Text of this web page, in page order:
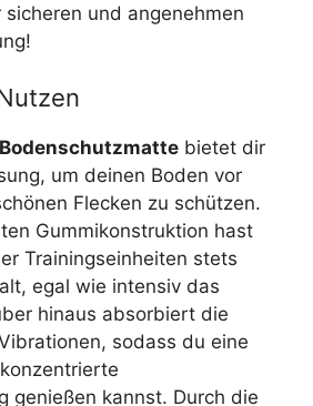
und angenehmen
Bodenschutzmatte bietet dir
um deinen Boden vor
Flecken zu schützen.
Gummikonstruktion hast
Trainingseinheiten stets
egal wie intensiv das
hinaus absorbiert die
sodass du eine
genießen kannst. Durch die